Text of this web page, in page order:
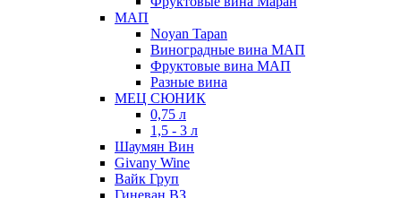
МАП
Noyan Tapan
Виноградные вина МАП
Фруктовые вина МАП
Разные вина
МЕЦ СЮНИК
0,75 л
1,5 - 3 л
Шаумян Вин
Givany Wine
Вайк Груп
Гиневан ВЗ